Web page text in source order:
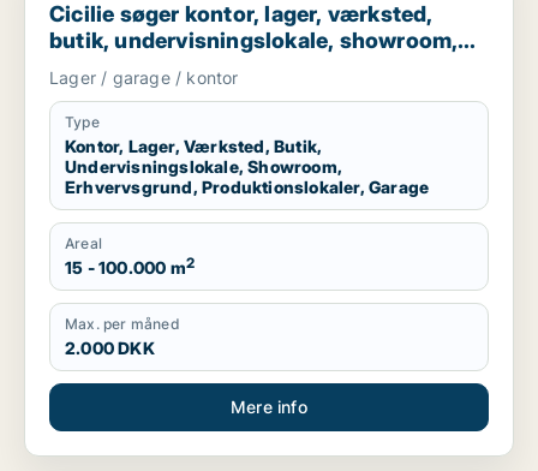
Cicilie søger kontor, lager, værksted,
butik, undervisningslokale, showroom,
erhvervsgrund, produktionslokaler eller
garage til leje i Region Sjælland eller
Nordsjælland
Lager / garage / kontor
Type
Kontor, Lager, Værksted, Butik,
Undervisningslokale, Showroom,
Erhvervsgrund, Produktionslokaler, Garage
Areal
15 - 100.000 m2
Max. per måned
2.000 DKK
Mere info